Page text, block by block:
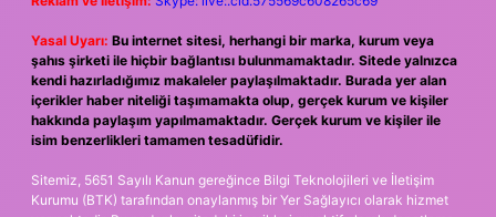
Yasal Uyarı: Bu internet sitesi, herhangi bir marka, kurum veya
şahıs şirketi ile hiçbir bağlantısı bulunmamaktadır. Sitede yalnızca
kendi hazırladığımız makaleler paylaşılmaktadır. Burada yer alan
içerikler haber niteliği taşımamakta olup, gerçek kurum ve kişiler
hakkında paylaşım yapılmamaktadır. Gerçek kurum ve kişiler ile
isim benzerlikleri tamamen tesadüfidir.
Sitemiz, 5651 Sayılı Kanun gereğince Bilgi Teknolojileri ve İletişim
Kurumu (BTK) tarafından onaylanmış bir Yer Sağlayıcı olarak hizmet